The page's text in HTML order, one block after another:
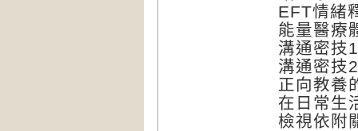
EFT情緒
能量醫療
溝通密技
溝通密技
正向教養
在日常生
檢視依附